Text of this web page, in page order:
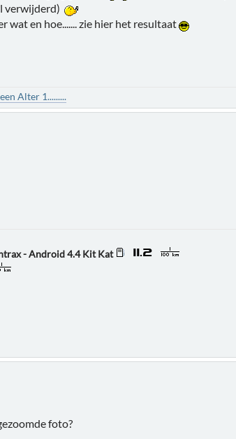
verwijderd)
wat en hoe....... zie hier het resultaat
Alter 1.........
- Android 4.4 Kit Kat
foto?